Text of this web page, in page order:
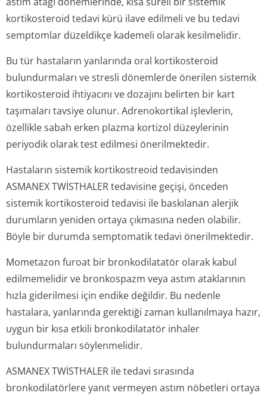
kortikosteroid tedavi kürü ilave edilmeli ve bu tedavi
semptomlar düzeldikçe kademeli olarak kesilmelidir.
Bu tür hastaların yanlarında oral kortikosteroid
bulundurmaları ve stresli dönemlerde önerilen sistemik
kortikosteroid ihtiyacını ve dozajını belirten bir kart
taşımaları tavsiye olunur. Adrenokortikal işlevlerin,
özellikle sabah erken plazma kortizol düzeylerinin
periyodik olarak test edilmesi önerilmektedir.
Hastaların sistemik kortikostreoid tedavisinden
ASMANEX TWİSTHALER tedavisine geçişi, önceden
sistemik kortikosteroid tedavisi ile baskılanan alerjik
durumların yeniden ortaya çıkmasına neden olabilir.
Böyle bir durumda semptomatik tedavi önerilmektedir.
Mometazon furoat bir bronkodilatatör olarak kabul
edilmemelidir ve bronkospazm veya astım ataklarının
hızla giderilmesi için endike değildir. Bu nedenle
hastalara, yanlarında gerektiği zaman kullanılmaya hazır,
uygun bir kısa etkili bronkodilatatör inhaler
bulundurmaları söylenmelidir.
ASMANEX TWİSTHALER ile tedavi sırasında
bronkodilatörlere yanıt vermeyen astım nöbetleri ortaya